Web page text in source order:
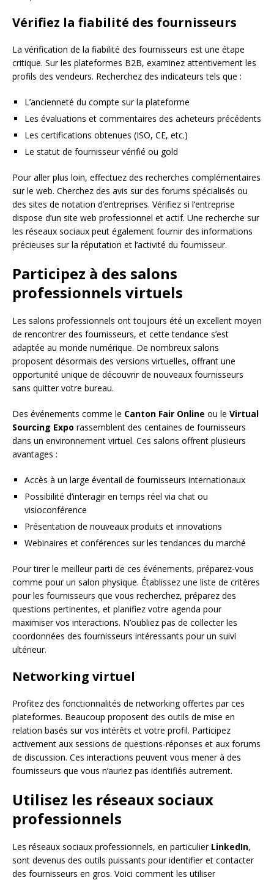
Vérifiez la fiabilité des fournisseurs
La vérification de la fiabilité des fournisseurs est une étape
critique. Sur les plateformes B2B, examinez attentivement les
profils des vendeurs. Recherchez des indicateurs tels que :
L’ancienneté du compte sur la plateforme
Les évaluations et commentaires des acheteurs précédents
Les certifications obtenues (ISO, CE, etc.)
Le statut de fournisseur vérifié ou gold
Pour aller plus loin, effectuez des recherches complémentaires
sur le web. Cherchez des avis sur des forums spécialisés ou
des sites de notation d’entreprises. Vérifiez si l’entreprise
dispose d’un site web professionnel et actif. Une recherche sur
les réseaux sociaux peut également fournir des informations
précieuses sur la réputation et l’activité du fournisseur.
Participez à des salons
professionnels virtuels
Les salons professionnels ont toujours été un excellent moyen
de rencontrer des fournisseurs, et cette tendance s’est
adaptée au monde numérique. De nombreux salons
proposent désormais des versions virtuelles, offrant une
opportunité unique de découvrir de nouveaux fournisseurs
sans quitter votre bureau.
Des événements comme le Canton Fair Online ou le Virtual
Sourcing Expo rassemblent des centaines de fournisseurs
dans un environnement virtuel. Ces salons offrent plusieurs
avantages :
Accès à un large éventail de fournisseurs internationaux
Possibilité d’interagir en temps réel via chat ou
visioconférence
Présentation de nouveaux produits et innovations
Webinaires et conférences sur les tendances du marché
Pour tirer le meilleur parti de ces événements, préparez-vous
comme pour un salon physique. Établissez une liste de critères
pour les fournisseurs que vous recherchez, préparez des
questions pertinentes, et planifiez votre agenda pour
maximiser vos interactions. N’oubliez pas de collecter les
coordonnées des fournisseurs intéressants pour un suivi
ultérieur.
Networking virtuel
Profitez des fonctionnalités de networking offertes par ces
plateformes. Beaucoup proposent des outils de mise en
relation basés sur vos intérêts et votre profil. Participez
activement aux sessions de questions-réponses et aux forums
de discussion. Ces interactions peuvent vous mener à des
fournisseurs que vous n’auriez pas identifiés autrement.
Utilisez les réseaux sociaux
professionnels
Les réseaux sociaux professionnels, en particulier LinkedIn,
sont devenus des outils puissants pour identifier et contacter
des fournisseurs en gros. Voici comment les utiliser